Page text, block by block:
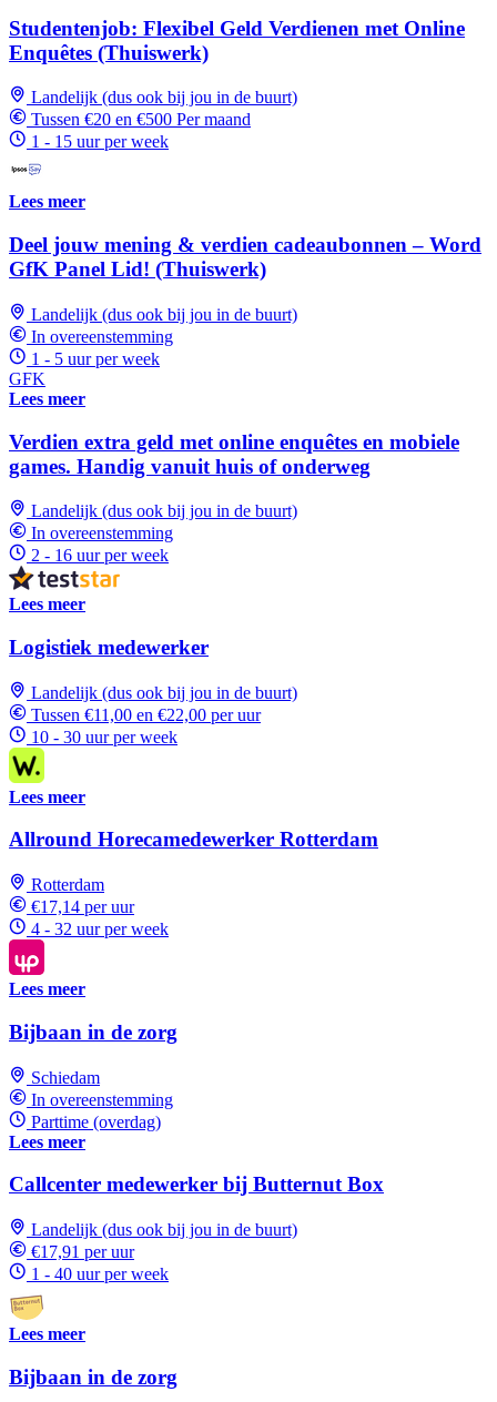
Studentenjob: Flexibel Geld Verdienen met Online
Enquêtes (Thuiswerk)
Landelijk (dus ook bij jou in de buurt)
Tussen €20 en €500 Per maand
1 - 15 uur per week
Lees meer
Deel jouw mening & verdien cadeaubonnen – Word
GfK Panel Lid! (Thuiswerk)
Landelijk (dus ook bij jou in de buurt)
In overeenstemming
1 - 5 uur per week
GFK
Lees meer
Verdien extra geld met online enquêtes en mobiele
games. Handig vanuit huis of onderweg
Landelijk (dus ook bij jou in de buurt)
In overeenstemming
2 - 16 uur per week
Lees meer
Logistiek medewerker
Landelijk (dus ook bij jou in de buurt)
Tussen €11,00 en €22,00 per uur
10 - 30 uur per week
Lees meer
Allround Horecamedewerker Rotterdam
Rotterdam
€17,14 per uur
4 - 32 uur per week
Lees meer
Bijbaan in de zorg
Schiedam
In overeenstemming
Parttime (overdag)
Lees meer
Callcenter medewerker bij Butternut Box
Landelijk (dus ook bij jou in de buurt)
€17,91 per uur
1 - 40 uur per week
Lees meer
Bijbaan in de zorg